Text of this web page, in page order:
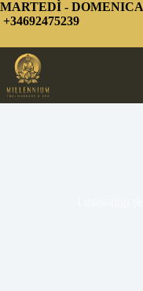
Vai
al
MARTEDÌ -
+34692475239